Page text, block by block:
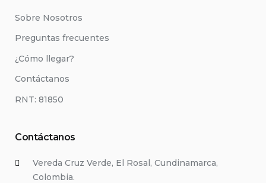
Sobre Nosotros
Preguntas frecuentes
¿Cómo llegar?
Contáctanos
RNT: 81850
Contáctanos
Vereda Cruz Verde, El Rosal, Cundinamarca,
Colombia.